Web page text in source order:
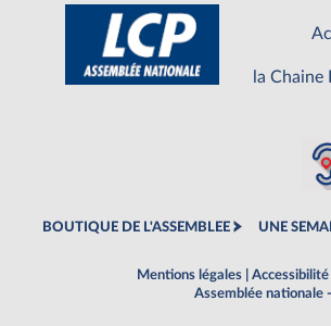
la Chaine
BOUTIQUE DE L'ASSEMBLEE UNE
Mentions légales
Assemblée nationale